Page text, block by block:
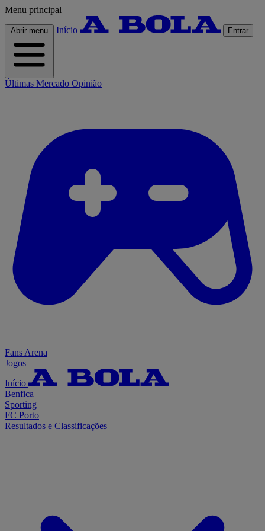
Menu principal
Abrir menu Início Entrar
Últimas Mercado Opinião
Fans Arena
Jogos
Início
Benfica
Sporting
FC Porto
Resultados e Classificações